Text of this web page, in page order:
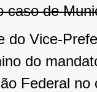
caso de
do Vice-
do
Federal